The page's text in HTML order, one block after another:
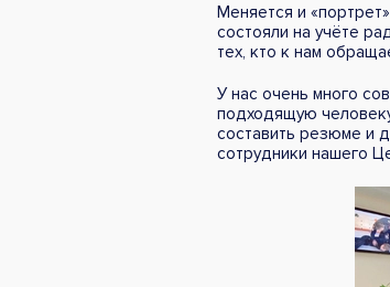
Меняется и
состояли на учёте
тех, кто к нам
У нас очень много
подходящую
составить резюме и
сотрудники нашего